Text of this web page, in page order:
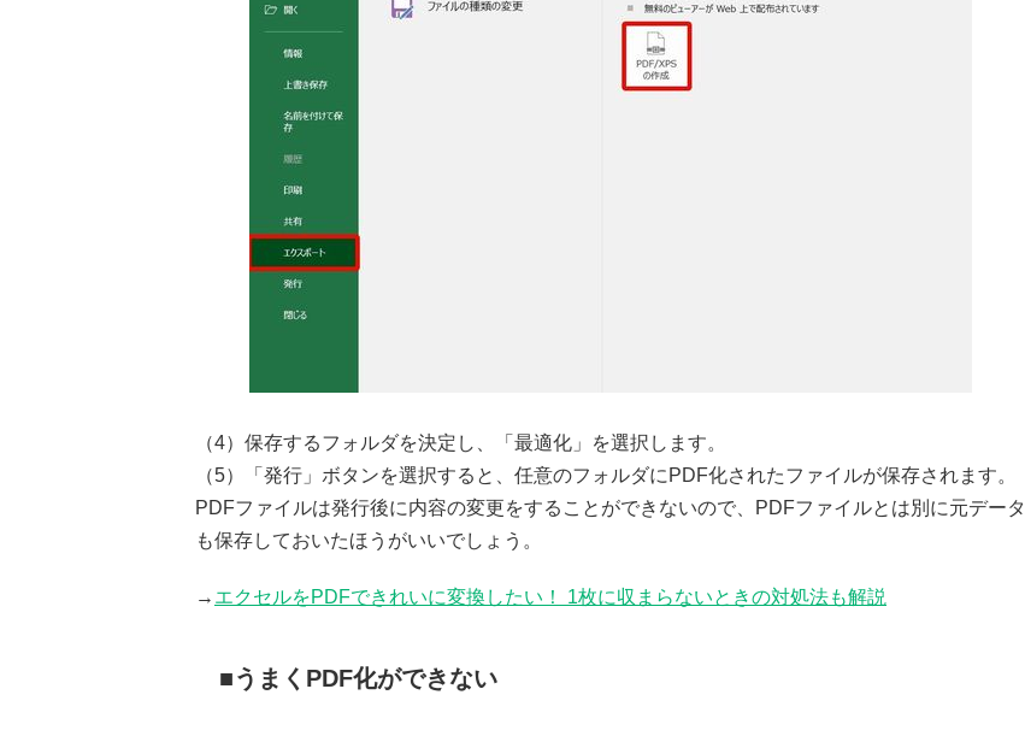
（4）保存するフォルダを決定し、「最適化」を選択します。
（5）「発行」ボタンを選択すると、任意のフォルダにPDF化されたファイルが保存されます。
PDFファイルは発行後に内容の変更をすることができないので、PDFファイルとは別に元データ
も保存しておいたほうがいいでしょう。
→ エクセルをPDFできれいに変換したい！ 1枚に収まらないときの対処法も解説
うまくPDF化ができない